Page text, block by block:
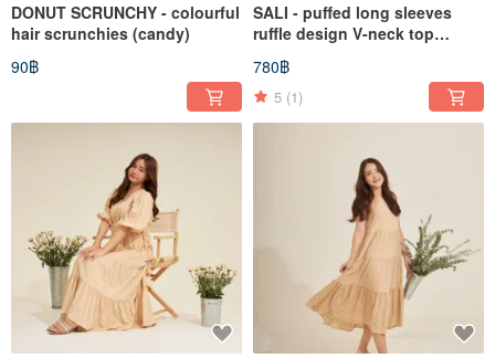
DONUT SCRUNCHY - colourful
hair scrunchies (candy)
90฿
SALI - puffed long sleeves
ruffle design V-neck top
(beige)
780฿
5 (1)